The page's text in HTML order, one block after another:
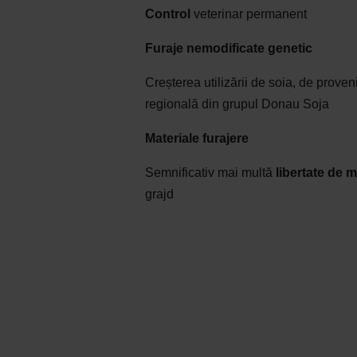
Control veterinar permanent
Furaje nemodificate genetic
Creșterea utilizării de soia, de
regională din grupul Donau Soja
Materiale furajere
Semnificativ mai multă libertate de
grajd